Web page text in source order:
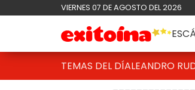
VIERNES 07 DE AGOSTO DEL 2026
TEMAS DEL DÍALEANDRO